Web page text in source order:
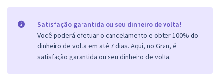
Satisfação garantida ou seu dinheiro de volta!
Você poderá efetuar o cancelamento e obter 100% do
dinheiro de volta em até 7 dias. Aqui, no Gran, é
satisfação garantida ou seu dinheiro de volta.